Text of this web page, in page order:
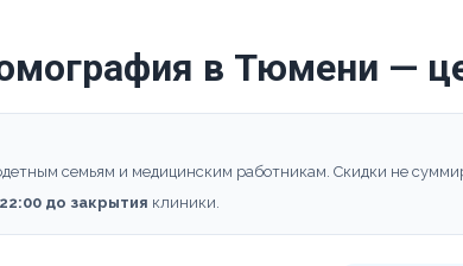
в Тюмени —
семьям и медицинским работникам. Скидки не
до закрытия клиники.